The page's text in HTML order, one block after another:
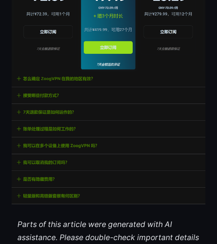
Parts of this article were generated with AI
assistance. Please double-check important details